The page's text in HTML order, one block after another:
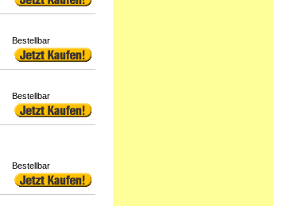
Bestellbar
Bestellbar
Bestellbar